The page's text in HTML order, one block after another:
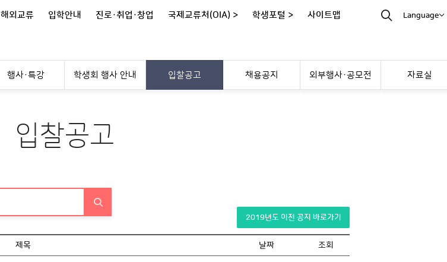
해외교류 입학안내 진로·취업·창업 국제교류처(OIA) > 학생포털 > 사이트맵 Language
행사·특강 학생회 행사 안내 입찰공고 채용공지 외부행사·공모전 자료실
입찰공고
2019년도 이전 공지 바로가기
제목 날짜 조회